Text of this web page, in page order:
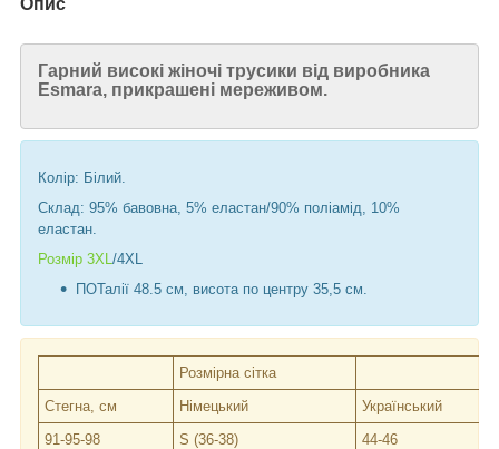
Гарний високі жіночі трусики від виробника
Esmara, прикрашені мереживом.
Колір: Білий.
Склад: 95% бавовна, 5% еластан/90% поліамід, 10%
еластан.
Розмір 3XL /4XL
ПОТалії 48.5 см, висота по центру 35,5 см.
Розмірна сітка
Стегна, см
Німецький
Український
91-95-98
S (36-38)
44-46